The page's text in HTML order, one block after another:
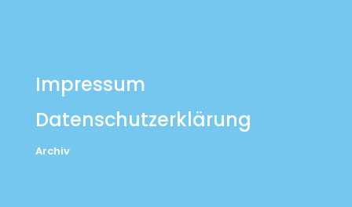
Impressum
Datenschutzerklärung
Archiv